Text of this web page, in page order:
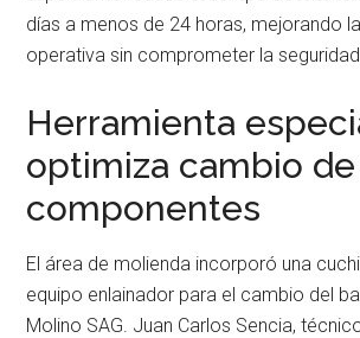
días a menos de 24 horas, mejorando
operativa sin comprometer la
Herramienta
optimiza cambio de
componentes
El área de molienda incorporó una
equipo enlainador para el cambio del
Molino SAG. Juan Carlos Sencia,